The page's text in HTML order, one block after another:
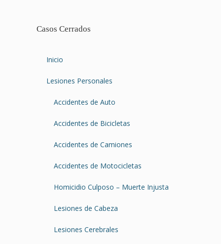
Casos Cerrados
Inicio
Lesiones Personales
Accidentes de Auto
Accidentes de Bicicletas
Accidentes de Camiones
Accidentes de Motocicletas
Homicidio Culposo – Muerte Injusta
Lesiones de Cabeza
Lesiones Cerebrales